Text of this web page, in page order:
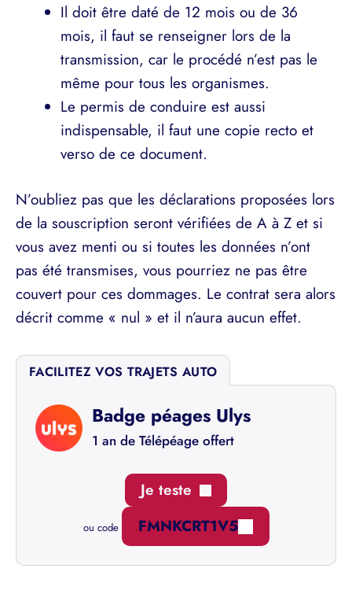
Il doit être daté de 12 mois ou de 36
mois, il faut se renseigner lors de la
transmission, car le procédé n’est pas le
même pour tous les organismes.
Le permis de conduire est aussi
indispensable, il faut une copie recto et
verso de ce document.
N’oubliez pas que les déclarations proposées lors
de la souscription seront vérifiées de A à Z et si
vous avez menti ou si toutes les données n’ont
pas été transmises, vous pourriez ne pas être
couvert pour ces dommages. Le contrat sera alors
décrit comme « nul » et il n’aura aucun effet.
FACILITEZ VOS TRAJETS AUTO
Badge péages Ulys
1 an de Télépéage offert
Je teste
ou code FMNKCRT1V5